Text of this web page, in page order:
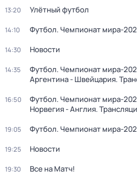
13:20 Улётный футбол
14:10 Футбол. Чемпионат мира-
14:30 Новости
14:35
Футбол. Чемпионат мира-
Аргентина - Швейцария.
16:50
Футбол. Чемпионат мира-
Норвегия - Англия.
19:05 Футбол. Чемпионат мира-
19:25 Новости
19:30 Все на Матч!